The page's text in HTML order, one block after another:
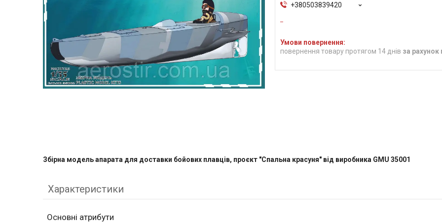
+380503839420
повернення товару протягом 14 днів за рахунок
Збірна модель апарата для доставки бойових плавців, проєкт "Спальна красуня" від виробника GMU 35001
Характеристики
Основні атрибути